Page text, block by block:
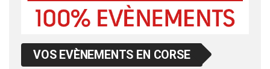
VOS EVÈNEMENTS EN CORSE